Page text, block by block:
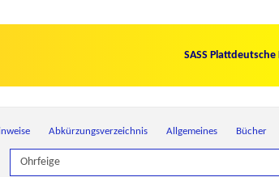
SASS
Abkürzungsverzeichnis Allgemeines Bücher